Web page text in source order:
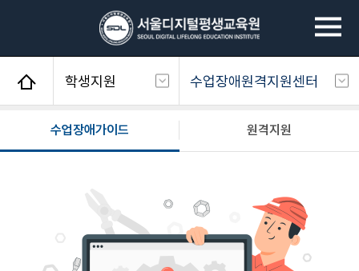
학생지원
사회복지사
평생교육사
청소년지도사
경영학/CPA
수업장애원격지원센터
학습지원센터
수업장애원격지원센터
증명서발급
수업장애가이드 원격지원